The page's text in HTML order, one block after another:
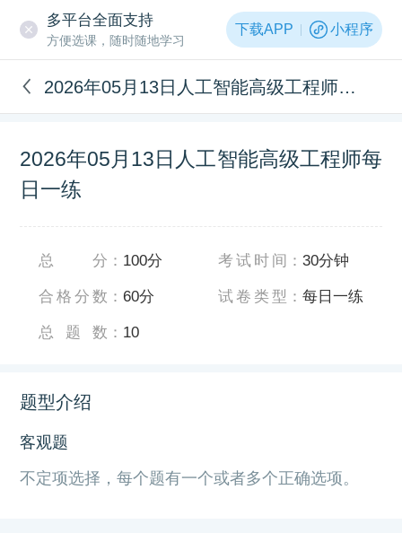
多平台全面支持
方便选课，随时随地学习
下载APP 小程序
2026年05月13日人工智能高级工程师每日一练
2026年05月13日人工智能高级工程师每
日一练
总分 ： 100分
合格分数 ：60分
总题数 ： 10
考试时间 ：30分钟
试卷类型 ：每日一练
题型介绍
客观题
不定项选择，每个题有一个或者多个正确选项。